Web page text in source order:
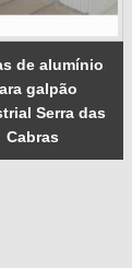
de alumínio
galpão
Serra das
Cabras